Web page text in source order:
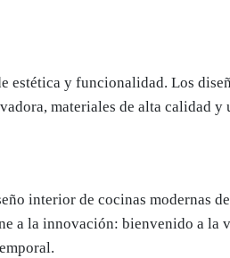
y funcionalidad. Los
materiales de alta calidad y
interior de cocinas modernas
a la innovación: bienvenido a